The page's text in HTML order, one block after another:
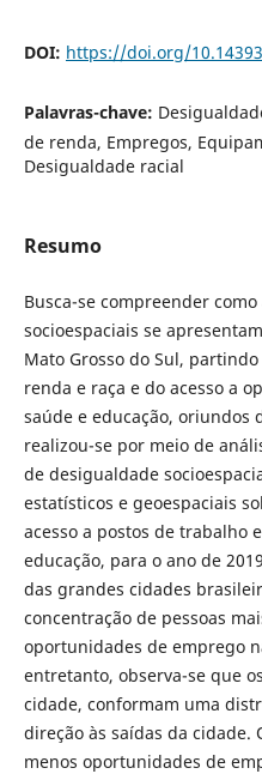
DOI: https://doi.org/
Palavras-chave:
de renda, Empregos,
Desigualdade racial
Resumo
Busca-se compreender
socioespaciais se
Mato Grosso do Sul,
renda e raça e do acesso a
saúde e educação, oriundos
realizou-se por meio de
de desigualdade
estatísticos e geoespaciais
acesso a postos de trabalho
educação, para o ano de
das grandes cidades
concentração de pessoas
oportunidades de emprego
entretanto, observa-se que
cidade, conformam uma
direção às saídas da
menos oportunidades de